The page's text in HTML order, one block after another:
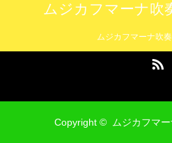
ムジカフマーナ吹
ムジカフマーナ吹
Copyright © ムジカフマ